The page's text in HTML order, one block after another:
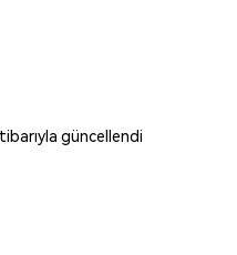
güncellendi